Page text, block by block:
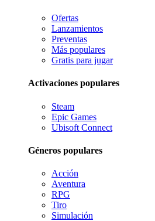
Ofertas
Lanzamientos
Preventas
Más populares
Gratis para jugar
Activaciones populares
Steam
Epic Games
Ubisoft Connect
Géneros populares
Acción
Aventura
RPG
Tiro
Simulación